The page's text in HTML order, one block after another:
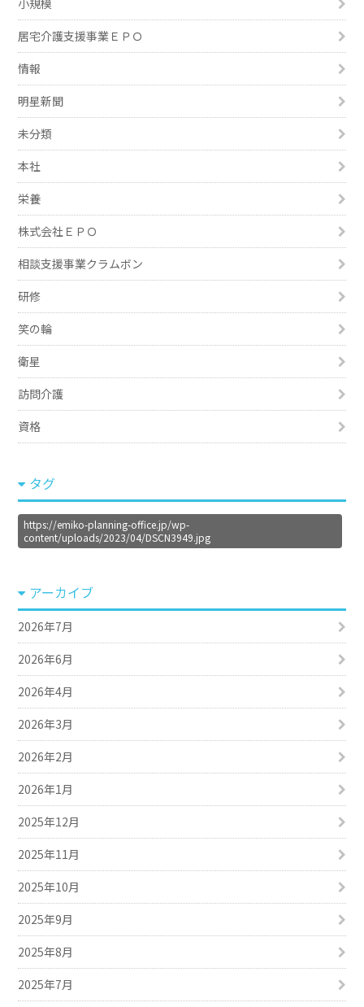
居宅介護支援事業ＥＰＯ
情報
明星新聞
未分類
本社
栄養
株式会社ＥＰＯ
相談支援事業クラムボン
研修
笑の輪
衛星
訪問介護
資格
タグ
https://emiko-planning-office.jp/wp-
content/uploads/2023/04/DSCN3949.jpg
アーカイブ
2026年7月
2026年6月
2026年4月
2026年3月
2026年2月
2026年1月
2025年12月
2025年11月
2025年10月
2025年9月
2025年8月
2025年7月